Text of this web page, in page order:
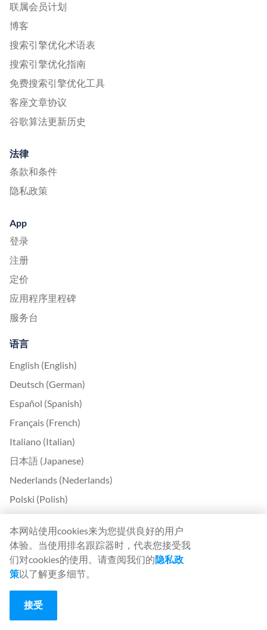
联属会员计划
博客
搜索引擎优化术语表
搜索引擎优化指南
免费搜索引擎优化工具
客座文章协议
谷歌算法更新历史
法律
条款和条件
隐私政策
App
登录
注册
定价
应用程序里程碑
服务台
语言
English (English)
Deutsch (German)
Español (Spanish)
Français (French)
Italiano (Italian)
日本語 (Japanese)
Nederlands (Nederlands)
Polski (Polish)
Svenska (Swedish)
Türkçe (Turkish)
中文 (Chinese)
Български (Bulgarian)
Čeština (Czech)
本网站使用cookies来为您提供良好的用户
体验。当使用排名跟踪器时，代表您接受我
们对cookies的使用。请查阅我们的隐私政
策以了解更多细节。
接受